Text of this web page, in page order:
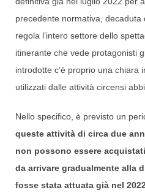
precedente normativa, decaduta
regola l’intero settore dello
itinerante che vede protagonisti
introdotte c’è proprio una chiara
utilizzati dalle attività circensi
Nello specifico, è previsto un
queste attività di circa due
non possono essere
da arrivare gradualmente alla
fosse stata attuata già nel